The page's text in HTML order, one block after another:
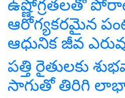
ఉష్ణోగ్రతలతో
ఆరోగ్యకరమైన
ఆధునిక జీవ
పత్తి రైతులకు
సాగుతో తిరిగి